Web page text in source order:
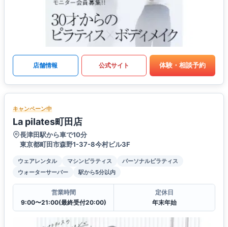
店舗情報 公式サイト 体験・相談予約
キャンペーン中
La pilates町田店
長津田駅から車で10分
東京都町田市森野1-37-8今村ビル3F
ウェアレンタル マシンピラティス
パーソナルピラティス
ウォーターサーバー
駅から5分以内
営業時間
9:00〜21:00(最終受付20:00)
定休日
年末年始